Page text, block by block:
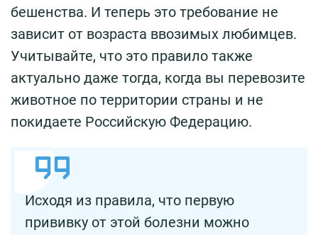
бешенства. И теперь это требование не
зависит от возраста ввозимых любимцев.
Учитывайте, что это правило также
актуально даже тогда, когда вы перевозите
животное по территории страны и не
покидаете Российскую Федерацию.
Исходя из правила, что первую
прививку от этой болезни можно